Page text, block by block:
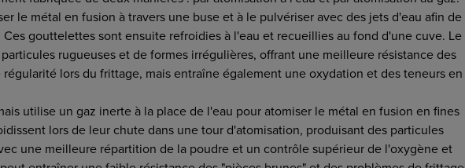
le métal en fusion à travers une buse et à le pulvériser avec des jets d'eau afin de
gouttelettes sont ensuite refroidies à l'eau et recueillies au fond d'une cuve. Le
rugueuses et de formes irrégulières, offrant une meilleure résistance des
lors du frittage, mais entraîne également une oxydation et des teneurs en
utilise un gaz inerte à la place de l'eau pour atomiser le métal en fusion en fines
lors de leur chute dans une tour d'atomisation, produisant des particules
une meilleure répartition de la poudre et un contrôle supérieur de l'oxygène et